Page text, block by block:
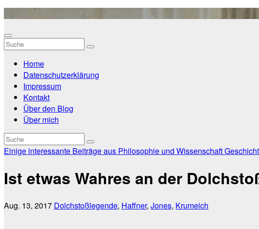
springen
Home
Datenschutzerklärung
Impressum
Kontakt
Über den Blog
Über mich
Einige interessante Beiträge aus Philosophie und Wissenschaft
Ist etwas Wahres an der
Aug. 13, 2017 Dolchstoßlegende, Haffner, Jones, Krumeich